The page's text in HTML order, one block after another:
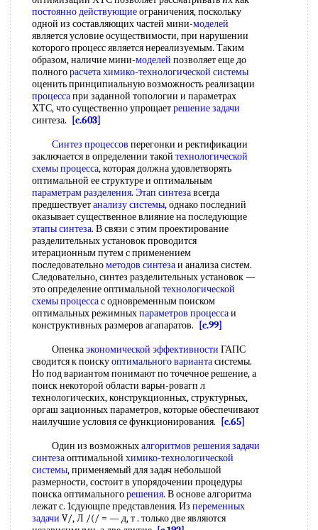
постоянно действующиеограничения, поскольку
одной из составляющих частей мини-моделей
является условие осуществимости, при нарушении
которого процесс является нереализуемым. Таким
образом, наличие мини-моделей позволяет еще до
полногорасчета химико-технологической системы
оценить принципиальную возможность реализации
процессапри заданной топологии и параметрах
ХТС, что существенно упрощаетрешение задачи
синтеза.
[c.603]
Синтез процессов перегонки и ректификации
заключается в определении такой технологической
схемы процесса, которая должна удовлетворять
оптимальной ее структуре и оптимальным
параметрам разделения. Этап синтезавсегда
предшествуетанализу системы, однако последний
оказывает существенное влияние на последующие
этапы синтеза. В связи с этим проектирование
разделительных установок проводится
итерационным путем с применением
последовательнометодов синтезаи анализа систем.
Следовательно, синтез разделительных установок —
это определение оптимальной технологической
схемы процессас одновременным поиском
оптимальных режимныхпараметров процессаи
конструктивных размеров агапаратов.
[c.99]
Опенкаэкономической эффективности ГАПС
сводится к поискуоптимального вариантасистемы.
Но под вариантом понимают по точечное решение, а
поиск некоторой области варьн-ровагп л
технологических, конструкционных, структурных,
оргаш зационных параметров, которые обеспечивают
наилучшие условия се функционирования.
[c.65]
Один из возможныхалгоритмов решениязадачи
синтезаоптимальной химико-технологической
системы, применяемый для задач небольшой
размерности, состоит в упорядочении процедуры
поиска оптимальногорешения. В основе алгоритма
лежат с. 1сдующпе представления. Из переменных
задачи V/, Л /(/ = — д, т . только две являются